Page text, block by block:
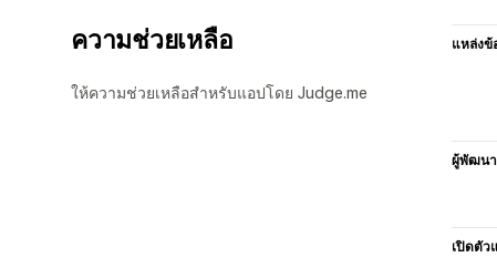
ความช่วยเหลือ
ให้ความช่วยเหลือสำหรับแอปโดย Judge.me
แหล่งข้
ผู้พัฒนา
เปิดตัว